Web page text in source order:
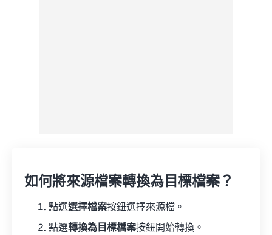
如何將來源檔案轉換為目標檔案？
點選選擇檔案按鈕選擇來源檔。
點選轉換為目標檔案按鈕開始轉換。